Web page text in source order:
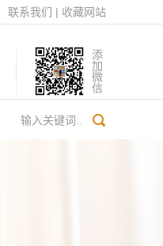
联系我们 | 收藏网站
添加微信